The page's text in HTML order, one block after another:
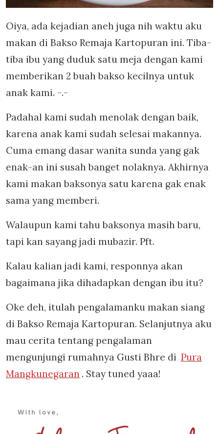
Oiya, ada kejadian aneh juga nih waktu aku
makan di Bakso Remaja Kartopuran ini. Tiba-
tiba ibu yang duduk satu meja dengan kami
memberikan 2 buah bakso kecilnya untuk
anak kami. -.-
Padahal kami sudah menolak dengan baik,
karena anak kami sudah selesai makannya.
Cuma emang dasar wanita sunda yang gak
enak-an ini susah banget nolaknya. Akhirnya
kami makan baksonya satu karena gak enak
sama yang memberi.
Walaupun kami tahu baksonya masih baru,
tapi kan sayang jadi mubazir. Pft.
Kalau kalian jadi kami, responnya akan
bagaimana jika dihadapkan dengan ibu itu?
Oke deh, itulah pengalamanku makan siang
di Bakso Remaja Kartopuran. Selanjutnya aku
mau cerita tentang pengalaman
mengunjungi rumahnya Gusti Bhre di Pura
Mangkunegaran . Stay tuned yaaa!